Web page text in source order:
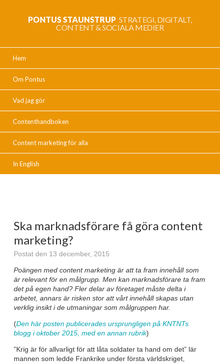
PONTUS STAUNSTRUP STRATEGI, DIGITALT,
CONTENT & SOCIALA MEDIER
Hem
Om Pontus
Vad jag gör
Contenthandboken
Content marketing för alla
In English
Ska marknadsförare få göra content
marketing?
Postat den 13 december, 2015
Poängen med content marketing är att ta fram innehåll som
är relevant för en målgrupp. Men kan marknadsförare ta fram
det på egen hand? Fler delar av företaget måste delta i
arbetet, annars är risken stor att vårt innehåll skapas utan
verklig insikt i de utmaningar som målgruppen har.
(Den här posten publicerades ursprungligen på KNTNTs
blogg i oktober 2015, med en annan rubrik)
”Krig är för allvarligt för att låta soldater ta hand om det” lär
mannen som ledde Frankrike under första världskriget,